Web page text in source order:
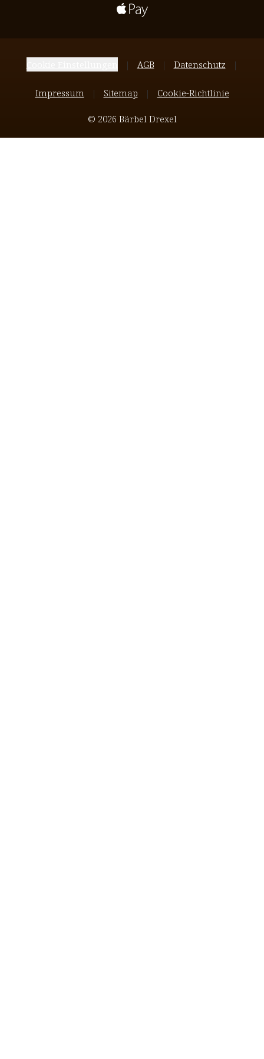
AGB Datenschutz
Impressum Sitemap Cookie-Richtlinie
© 2026 Bärbel Drexel